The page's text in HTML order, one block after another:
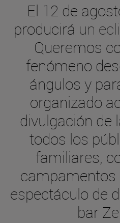
El 12 de
producirá un
Queremos
fenómeno
ángulos y
organizado
divulgación de
todos los
familiares,
campamentos
espectáculo de
bar